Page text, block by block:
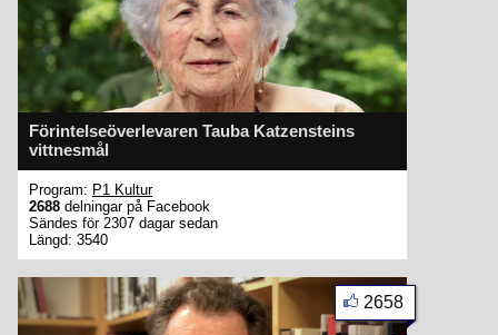
Förintelseöverlevaren Tauba Katzensteins
vittnesmål
Program: P1 Kultur
2688 delningar på Facebook
Sändes för 2307 dagar sedan
Längd: 3540
2658